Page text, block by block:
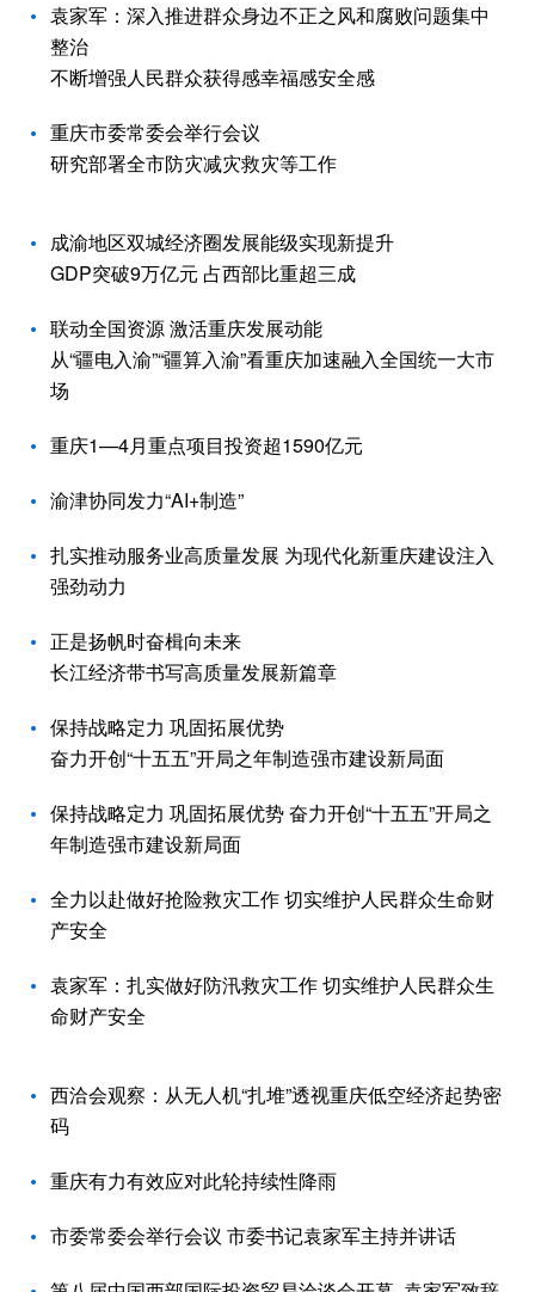
袁家军：深入推进群众身边不正之风和腐败问题集中
整治
不断增强人民群众获得感幸福感安全感
重庆市委常委会举行会议
研究部署全市防灾减灾救灾等工作
成渝地区双城经济圈发展能级实现新提升
GDP突破9万亿元 占西部比重超三成
联动全国资源 激活重庆发展动能
从“疆电入渝”“疆算入渝”看重庆加速融入全国统一大市
场
重庆1—4月重点项目投资超1590亿元
渝津协同发力“AI+制造”
扎实推动服务业高质量发展 为现代化新重庆建设注入
强劲动力
正是扬帆时奋楫向未来
长江经济带书写高质量发展新篇章
保持战略定力 巩固拓展优势
奋力开创“十五五”开局之年制造强市建设新局面
保持战略定力 巩固拓展优势 奋力开创“十五五”开局之
年制造强市建设新局面
全力以赴做好抢险救灾工作 切实维护人民群众生命财
产安全
袁家军：扎实做好防汛救灾工作 切实维护人民群众生
命财产安全
西洽会观察：从无人机“扎堆”透视重庆低空经济起势密
码
重庆有力有效应对此轮持续性降雨
市委常委会举行会议 市委书记袁家军主持并讲话